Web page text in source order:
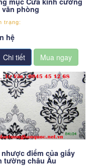
phòng
trạng:
hệ
Chi tiết
nhược điểm của giấy
tường châu Âu